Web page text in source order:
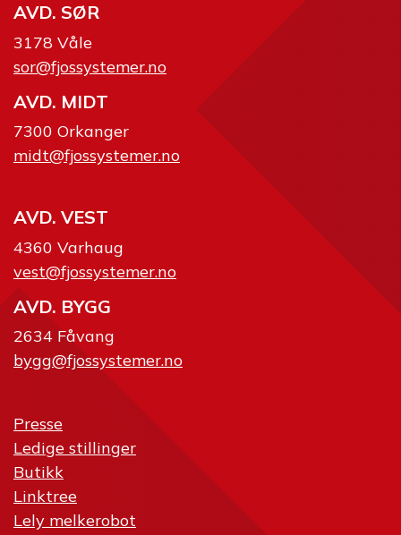
AVD. SØR
3178 Våle
sor@fjossystemer.no
AVD. MIDT
7300 Orkanger
midt@fjossystemer.no
AVD. VEST
4360 Varhaug
vest@fjossystemer.no
AVD. BYGG
2634 Fåvang
bygg@fjossystemer.no
Presse
Ledige stillinger
Butikk
Linktree
Lely melkerobot